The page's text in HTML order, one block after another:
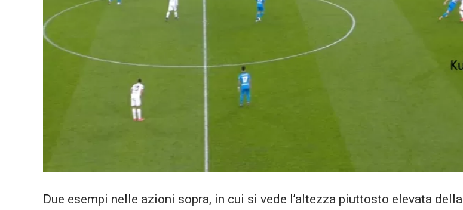
Due esempi nelle azioni sopra, in cui si vede l’altezza piuttosto elevata della